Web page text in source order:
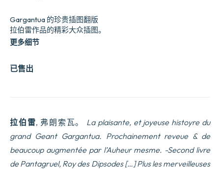
已售出
Gargantua 的珍贵插图翻版
拉伯雷作品的精彩大众插图。
更多细节
拉伯雷, 弗朗索瓦。 La plaisante, et joyeuse histoyre du
grand Geant Gargantua. Prochainement reveue & de
beaucoup augmentée par l’Auheur mesme. -Second livre
de Pantagruel, Roy des Dipsodes […] Plus les merveilleuses